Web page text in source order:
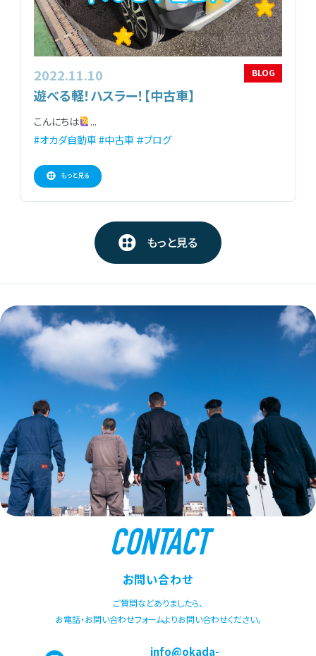
2022.11.10 BLOG
遊べる軽！ハスラー！【中古車】
こんにちは
...
#オカダ自動車 #中古車 ＃ブログ
もっと見る
もっと見る
CONTACT
お問い合わせ
ご質問などありましたら、
お電話・お問い合わせフォームよりお問い合わせください。
info@okada-